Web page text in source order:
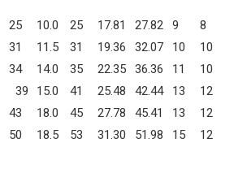
25 10.0 25 17.81 27.82 9
8
31 11.5 31 19.36 32.07 10
10
34 14.0 35 22.35 36.36 11
10
39 15.0 41 25.48 42.44 13
12
43 18.0 45 27.78 45.41 13
12
50 18.5 53 31.30 51.98 15 12